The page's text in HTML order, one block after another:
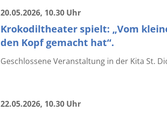
20.05.2026, 10.30 Uhr
Krokodiltheater spielt: „Vom
den Kopf gemacht hat“.
Geschlossene Veranstaltung in der Kita St.
22.05.2026, 10.30 Uhr